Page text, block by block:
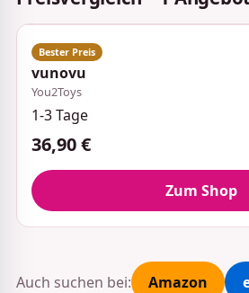
vunovu
You2Toys
1-3 Tage
36,90 €
Zum Shop
Auch suchen bei: Amazon